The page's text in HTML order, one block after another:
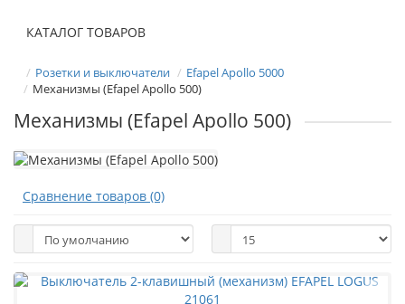
КАТАЛОГ ТОВАРОВ
Розетки и выключатели
Efapel Apollo 5000
Механизмы (Efapel Apollo 500)
Механизмы (Efapel Apollo 500)
Сравнение товаров (0)